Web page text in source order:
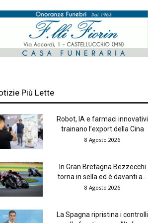
Più Lette
Robot, IA e farmaci innovativi
trainano l’export della Cina
8 Agosto 2026
In Gran Bretagna Bezzecchi
torna in sella ed è davanti a...
8 Agosto 2026
La Spagna ripristina i controlli